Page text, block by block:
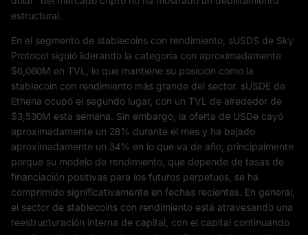
estructural.
En el segmento de stablecoins con rendimiento, sUSDS de Sky
Protocol siguió liderando la categoría con aproximadamente
$6,060M en TVL, lo que mantiene su posición como la
stablecoin con rendimiento más grande del sector. sUSDE de
Ethena ocupó el segundo lugar, con un TVL de alrededor de
$3,530M esta semana. Sin embargo, la oferta de USDe cayó
aproximadamente un 28% durante el mes y ha bajado
aproximadamente un 34% en lo que va de año, principalmente
porque su modelo de rendimiento, que depende de tasas de
financiación positivas para los futuros perpetuos, se ha
comprimido significativamente en fechas recientes. En general,
el sector de stablecoins con rendimiento está atravesando una
reestructuración interna de capital, con el capital continuando